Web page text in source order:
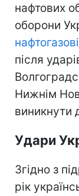
нафтових
оборони
після
Нижнім
виникнути
Удари
Згідно з
рік